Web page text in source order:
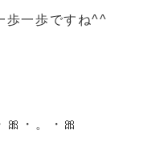
歩一歩ですね^^
🎀・。・🎀